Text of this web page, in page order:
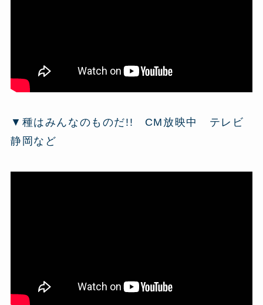
▼種はみんなのものだ!! CM放映中 テレビ
静岡など